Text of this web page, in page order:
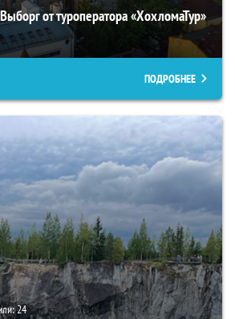
от туроператора «ХохломаТур»
ПОДРОБНЕЕ
24